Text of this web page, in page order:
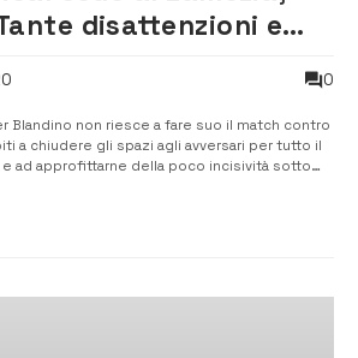
disattenzioni e
0
Blandino non riesce a fare suo il match contro
a chiudere gli spazi agli avversari per tutto il
ad approfittarne della poco incisività sotto
siamo stati […]